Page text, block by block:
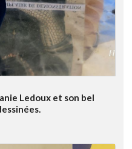
Ledoux et son bel